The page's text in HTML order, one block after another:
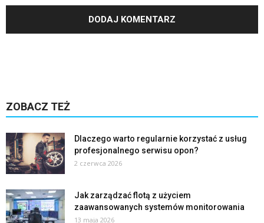
ZOBACZ TEŻ
Dlaczego warto regularnie korzystać z usług
profesjonalnego serwisu opon?
2 czerwca 2026
Jak zarządzać flotą z użyciem
zaawansowanych systemów monitorowania
13 maja 2026